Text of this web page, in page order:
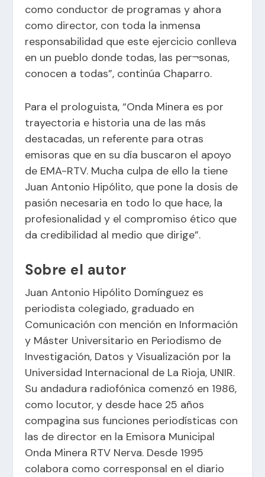
como conductor de programas y ahora
como director, con toda la inmensa
responsabilidad que este ejercicio conlleva
en un pueblo donde todas, las per¬sonas,
conocen a todas”, continúa Chaparro.
Para el prologuista, “Onda Minera es por
trayectoria e historia una de las más
destacadas, un referente para otras
emisoras que en su día buscaron el apoyo
de EMA-RTV. Mucha culpa de ello la tiene
Juan Antonio Hipólito, que pone la dosis de
pasión necesaria en todo lo que hace, la
profesionalidad y el compromiso ético que
da credibilidad al medio que dirige”.
Sobre el autor
Juan Antonio Hipólito Domínguez es
periodista colegiado, graduado en
Comunicación con mención en Información
y Máster Universitario en Periodismo de
Investigación, Datos y Visualización por la
Universidad Internacional de La Rioja, UNIR.
Su andadura radiofónica comenzó en 1986,
como locutor, y desde hace 25 años
compagina sus funciones periodísticas con
las de director en la Emisora Municipal
Onda Minera RTV Nerva. Desde 1995
colabora como corresponsal en el diario